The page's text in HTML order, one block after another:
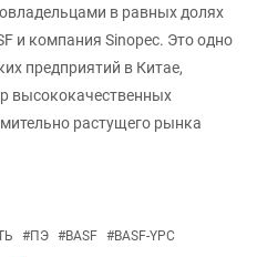
в равных долях
и компания Sinopec. Это одно
предприятий в Китае,
высококачественных
растущего рынка
#ПЭ #BASF #BASF-YPC